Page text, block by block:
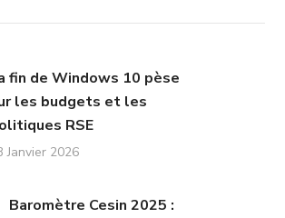
fin de Windows 10 pèse
les budgets et les
RSE
Janvier 2026
Baromètre Cesin 2025 :